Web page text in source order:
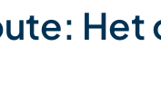
Het